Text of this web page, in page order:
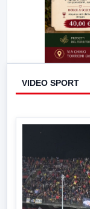
VIDEO SPORT